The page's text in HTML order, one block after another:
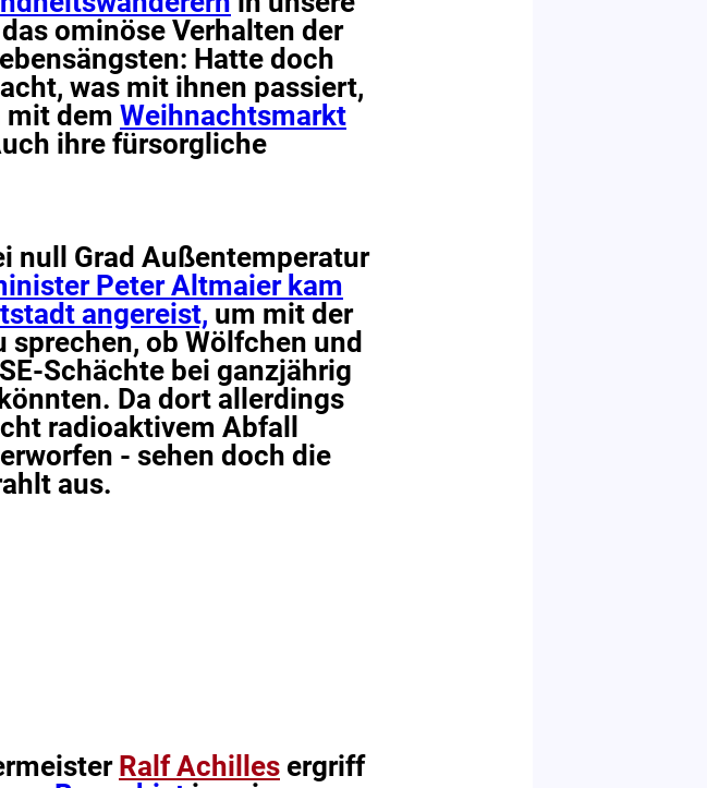
ominöse Verhalten der
Hatte doch
was mit ihnen passiert,
mit dem Weihnachtsmarkt
ihre fürsorgliche
null Grad Außentemperatur
Peter Altmaier kam
angereist, um mit der
ob Wölfchen und
Schächte bei ganzjährig
Da dort allerdings
radioaktivem Abfall
- sehen doch die
aus.
Ralf Achilles ergriff